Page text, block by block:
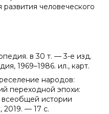
развития человеческого
в 30 т. — 3-е изд.
1969–1986. ил., карт.
народов:
переходной эпохи:
всеобщей истории
2019. — 17 с.